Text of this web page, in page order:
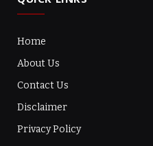
Home
About Us
Contact Us
Disclaimer
Privacy Policy